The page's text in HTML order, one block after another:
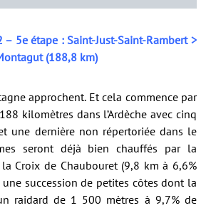
5e étape : Saint-Just-Saint-Rambert >
(188,8 km)
approchent. Et cela commence par
kilomètres dans l’Ardèche avec cinq
une dernière non répertoriée dans le
seront déjà bien chauffés par la
Croix de Chaubouret (9,8 km à 6,6%
succession de petites côtes dont la
raidard de 1 500 mètres à 9,7% de